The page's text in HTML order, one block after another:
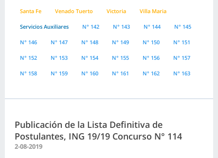
Santa Fe Venado Tuerto Victoria Villa Maria
Servicios Auxiliares N° 142 N° 143 N° 144 N° 145
N° 146 N° 147 N° 148 N° 149 N° 150 N° 151
N° 152 N° 153 N° 154 N° 155 N° 156 N° 157
N° 158 N° 159 N° 160 N° 161 N° 162 N° 163
Publicación de la Lista Definitiva de
Postulantes, ING 19/19 Concurso N° 114
2-08-2019